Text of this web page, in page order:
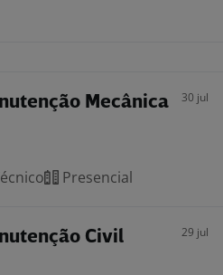
Mecânica 30 jul
Presencial
Civil 29 jul